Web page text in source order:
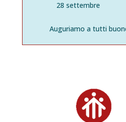
28 settembre
Auguriamo a tutti